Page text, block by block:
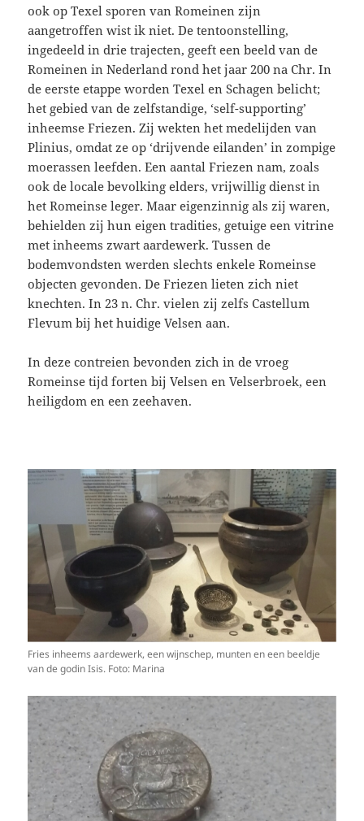
ook op Texel sporen van Romeinen zijn
aangetroffen wist ik niet. De tentoonstelling,
ingedeeld in drie trajecten, geeft een beeld van de
Romeinen in Nederland rond het jaar 200 na Chr. In
de eerste etappe worden Texel en Schagen belicht;
het gebied van de zelfstandige, ‘self-supporting’
inheemse Friezen. Zij wekten het medelijden van
Plinius, omdat ze op ‘drijvende eilanden’ in zompige
moerassen leefden. Een aantal Friezen nam, zoals
ook de locale bevolking elders, vrijwillig dienst in
het Romeinse leger. Maar eigenzinnig als zij waren,
behielden zij hun eigen tradities, getuige een vitrine
met inheems zwart aardewerk. Tussen de
bodemvondsten werden slechts enkele Romeinse
objecten gevonden. De Friezen lieten zich niet
knechten. In 23 n. Chr. vielen zij zelfs Castellum
Flevum bij het huidige Velsen aan.
In deze contreien bevonden zich in de vroeg
Romeinse tijd forten bij Velsen en Velserbroek, een
heiligdom en een zeehaven.
Fries inheems aardewerk, een wijnschep, munten en een beeldje
van de godin Isis. Foto: Marina